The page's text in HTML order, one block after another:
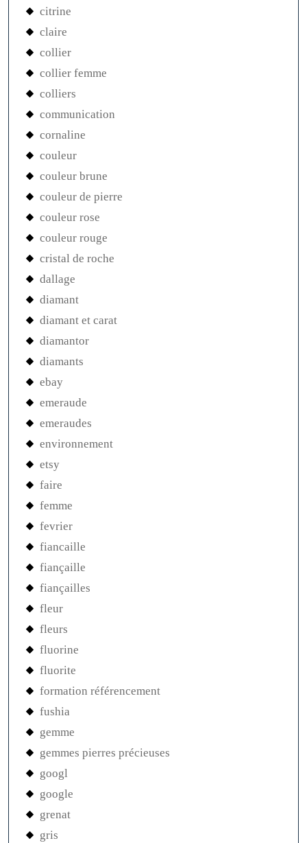
citrine
claire
collier
collier femme
colliers
communication
cornaline
couleur
couleur brune
couleur de pierre
couleur rose
couleur rouge
cristal de roche
dallage
diamant
diamant et carat
diamantor
diamants
ebay
emeraude
emeraudes
environnement
etsy
faire
femme
fevrier
fiancaille
fiançaille
fiançailles
fleur
fleurs
fluorine
fluorite
formation référencement
fushia
gemme
gemmes pierres précieuses
googl
google
grenat
gris